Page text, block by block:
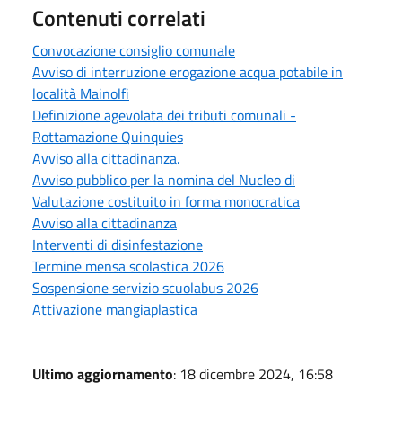
Contenuti correlati
Convocazione consiglio comunale
Avviso di interruzione erogazione acqua potabile in
località Mainolfi
Definizione agevolata dei tributi comunali -
Rottamazione Quinquies
Avviso alla cittadinanza.
Avviso pubblico per la nomina del Nucleo di
Valutazione costituito in forma monocratica
Avviso alla cittadinanza
Interventi di disinfestazione
Termine mensa scolastica 2026
Sospensione servizio scuolabus 2026
Attivazione mangiaplastica
Ultimo aggiornamento: 18 dicembre 2024, 16:58